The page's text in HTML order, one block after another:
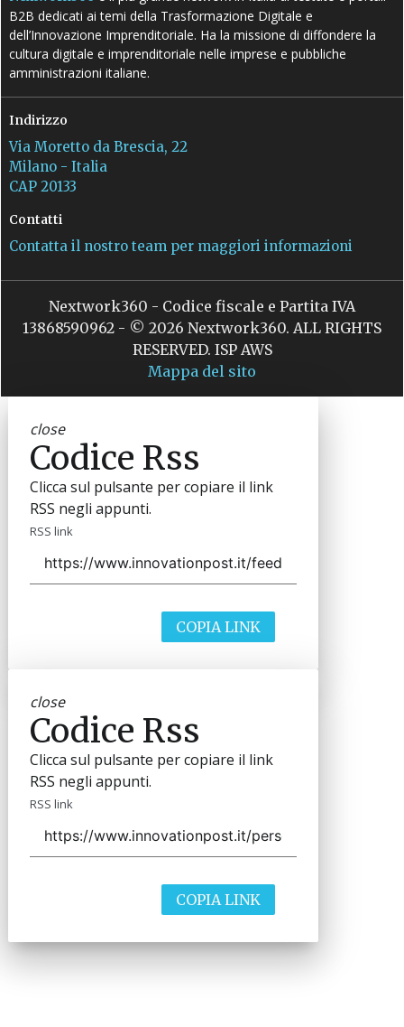
B2B dedicati ai temi della Trasformazione Digitale e
dell’Innovazione Imprenditoriale. Ha la missione di diffondere la
cultura digitale e imprenditoriale nelle imprese e pubbliche
amministrazioni italiane.
Indirizzo
Via Moretto da Brescia, 22
Milano - Italia
CAP 20133
Contatti
Contatta il nostro team per maggiori informazioni
Nextwork360 - Codice fiscale e Partita IVA
13868590962 - © 2026 Nextwork360. ALL RIGHTS
RESERVED. ISP AWS
Mappa del sito
close
Codice Rss
Clicca sul pulsante per copiare il link
RSS negli appunti.
RSS link
COPIA LINK
close
Codice Rss
Clicca sul pulsante per copiare il link
RSS negli appunti.
RSS link
COPIA LINK